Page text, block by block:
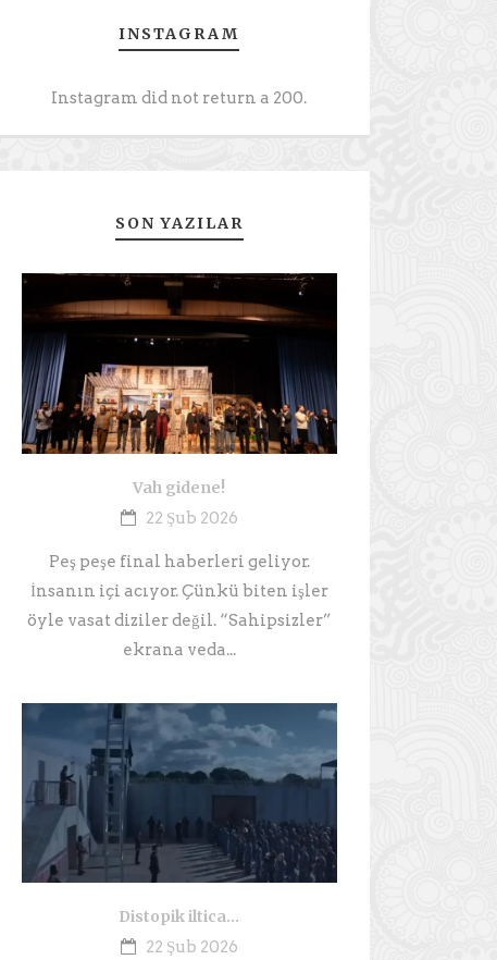
INSTAGRAM
Instagram did not return a 200.
SON YAZILAR
Vah gidene!
22 Şub 2026
Peş peşe final haberleri geliyor.
İnsanın içi acıyor. Çünkü biten işler
öyle vasat diziler değil. “Sahipsizler”
ekrana veda...
Distopik iltica…
22 Şub 2026